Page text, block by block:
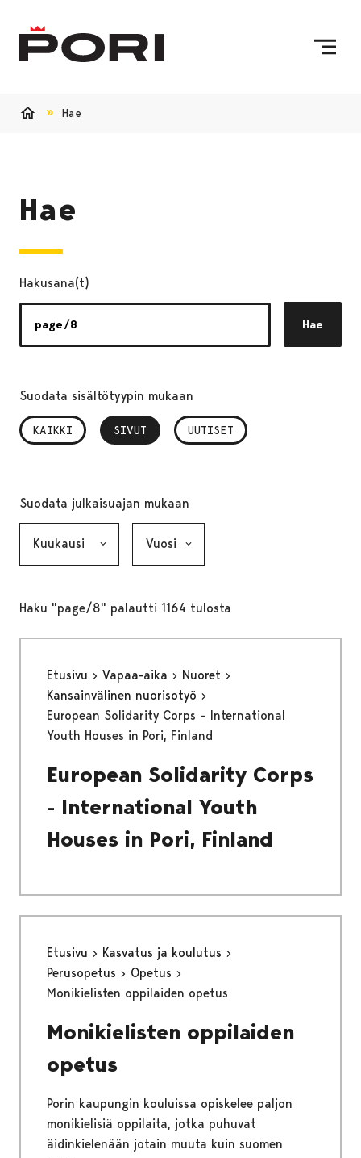
Hae
Hae
Hakusana(t)
Hae
Suodata sisältötyypin mukaan
KAIKKI SIVUT
, VALITTU UUTISET
Suodata julkaisuajan mukaan
Haku "page/8" palautti 1164 tulosta
Etusivu Vapaa-aika
Nuoret
Kansainvälinen nuorisotyö
European Solidarity Corps – International
Youth Houses in Pori, Finland
European Solidarity Corps
- International Youth
Houses in Pori, Finland
Etusivu
Kasvatus ja koulutus
Perusopetus
Opetus
Monikielisten oppilaiden opetus
Monikielisten oppilaiden
opetus
Porin kaupungin kouluissa opiskelee paljon
monikielisiä oppilaita, jotka puhuvat
äidinkielenään jotain muuta kuin suomen